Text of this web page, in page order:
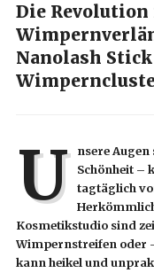
Die Revolution
Nanolash
U
nsere
Schönheit –
tagtäglich
Kosmetikstudio sind
Wimpernstreifen oder
kann heikel und